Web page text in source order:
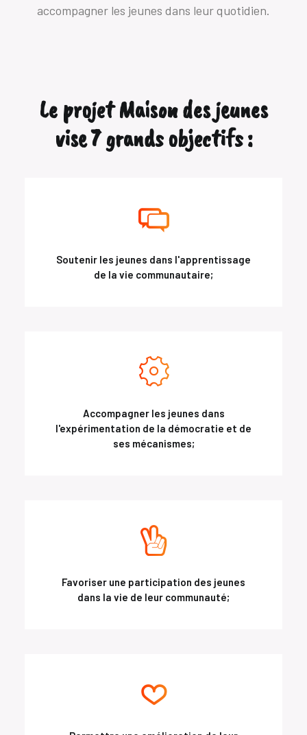
accompagner les jeunes dans leur quotidien.
Le projet Maison des jeunes
vise 7 grands objectifs :
Soutenir les jeunes dans l'apprentissage
de la vie communautaire;
Accompagner les jeunes dans
l'expérimentation de la démocratie et de
ses mécanismes;
Favoriser une participation des jeunes
dans la vie de leur communauté;